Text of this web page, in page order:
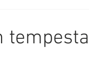
tempesta